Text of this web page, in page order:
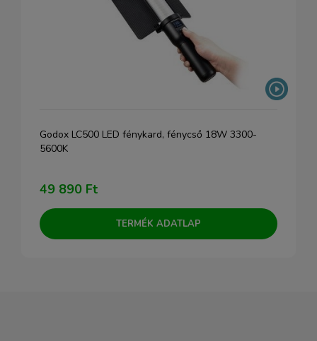
Godox LC500 LED fénykard, fénycső 18W 3300-
5600K
49 890 Ft
TERMÉK ADATLAP